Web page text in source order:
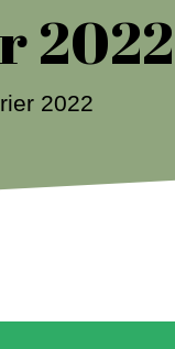
2022
2022